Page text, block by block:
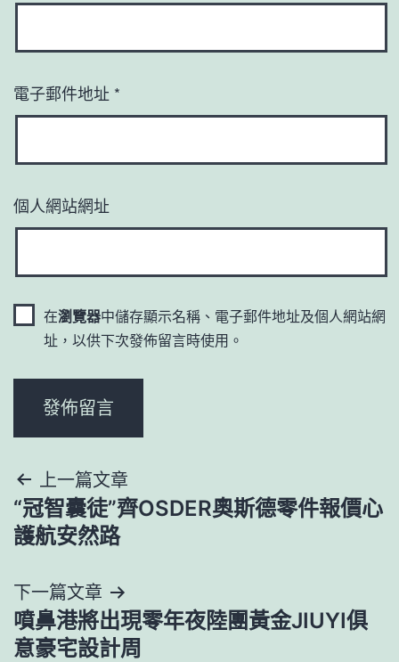
電子郵件地址 *
個人網站網址
在瀏覽器中儲存顯示名稱、電子郵件地址及個人網站網
址，以供下次發佈留言時使用。
文
章
覽
上一篇文章
“冠智囊徒”齊OSDER奧斯德零件報價心
護航安然路
下一篇文章
噴鼻港將出現零年夜陸團黃金JIUYI俱
意豪宅設計周